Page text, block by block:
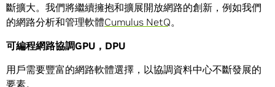
斷擴大。我們將繼續擁抱和擴展開放網路的創新，例如我們
的網路分析和管理軟體Cumulus NetQ。
可編程網路協調GPU ， DPU
用戶需要豐富的網路軟體選擇，以協調資料中心不斷發展的
要素。